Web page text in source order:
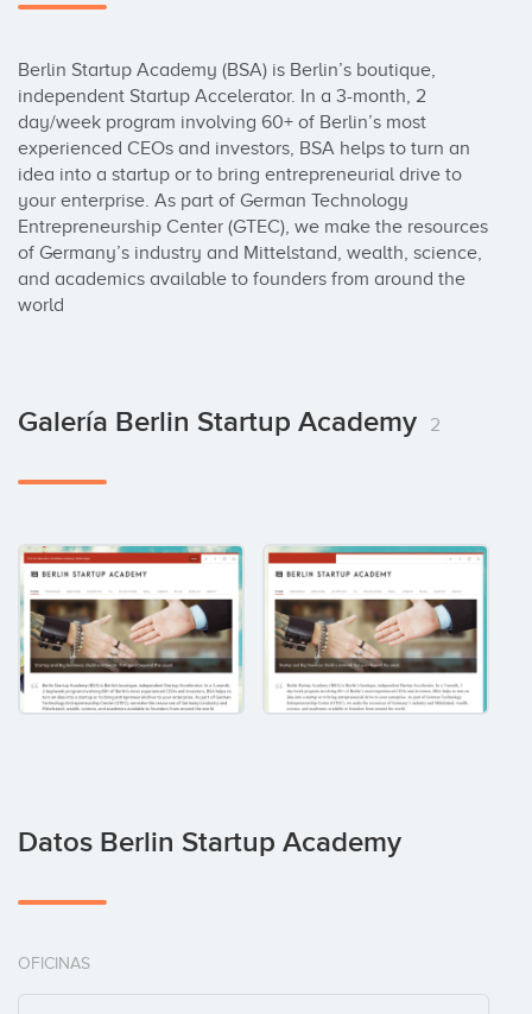
Berlin Startup Academy (BSA) is Berlin’s boutique,
independent Startup Accelerator. In a 3-month, 2
day/week program involving 60+ of Berlin’s most
experienced CEOs and investors, BSA helps to turn an
idea into a startup or to bring entrepreneurial drive to
your enterprise. As part of German Technology
Entrepreneurship Center (GTEC), we make the resources
of Germany’s industry and Mittelstand, wealth, science,
and academics available to founders from around the
world
Galería Berlin Startup Academy 2
Datos Berlin Startup Academy
OFICINAS